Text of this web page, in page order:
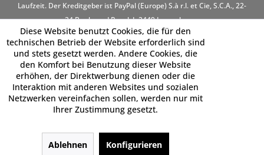
Laufzeit. Der Kreditgeber ist PayPal (Europe) S.à r.l. et Cie, S.C.A., 22-
24 Boulevard Royal, L-2449 Luxembourg
Diese Website benutzt Cookies, die für den
technischen Betrieb der Website erforderlich sind
und stets gesetzt werden. Andere Cookies, die
den Komfort bei Benutzung dieser Website
erhöhen, der Direktwerbung dienen oder die
Interaktion mit anderen Websites und sozialen
Netzwerken vereinfachen sollen, werden nur mit
Ihrer Zustimmung gesetzt.
Ablehnen Konfigurieren